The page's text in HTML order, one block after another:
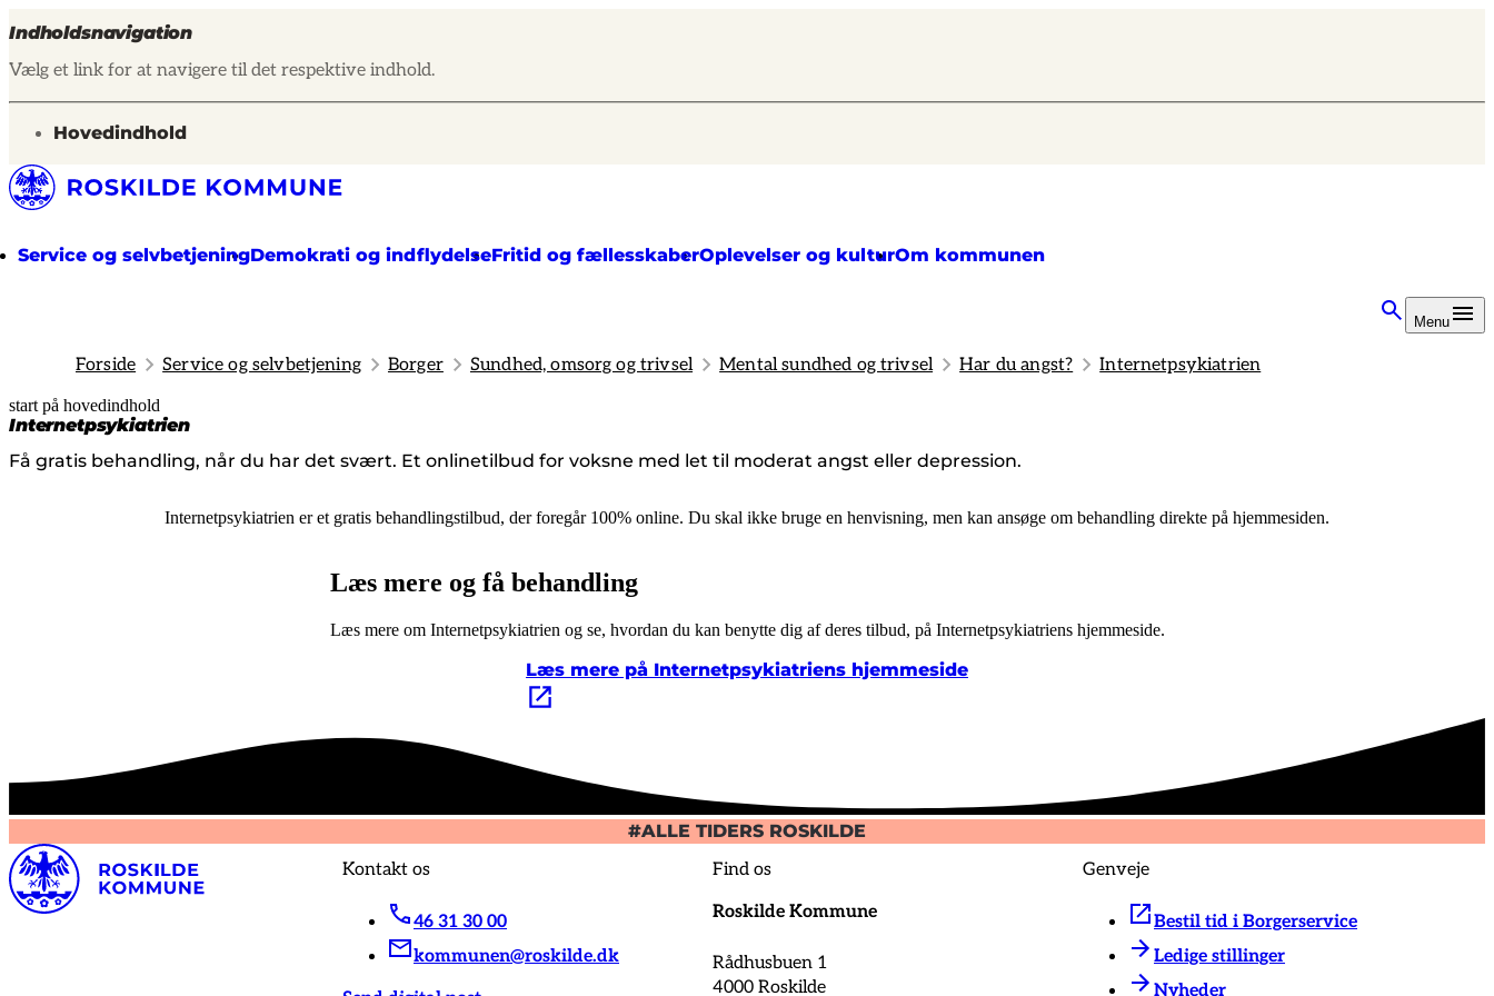
Indholdsnavigation
Vælg et link for at navigere til det respektive indhold.
gå til
Hovedindhold
Service og selvbetjeningDemokrati og indflydelseFritid og fællesskaberOplevelser og kulturOm kommunen
Menu
Forside Service og selvbetjening Borger Sundhed, omsorg og trivsel Mental sundhed og trivsel Har du angst? Internetpsykiatrien
start på hovedindhold
Internetpsykiatrien
Få gratis behandling, når du har det svært. Et onlinetilbud for voksne med let til moderat angst eller depression.
senest opdateret 12. marts 2026
Internetpsykiatrien er et gratis behandlingstilbud, der foregår 100% online. Du skal ikke bruge en henvisning, men kan ansøge om behandling direkte på hjemmesiden.
Læs mere og få behandling
Læs mere om Internetpsykiatrien og se, hvordan du kan benytte dig af deres tilbud, på Internetpsykiatriens hjemmeside.
Læs mere på Internetpsykiatriens hjemmeside
#ALLE TIDERS ROSKILDE
Kontakt os
46 31 30 00
kommunen@roskilde.dk
Find os
Roskilde Kommune
Rådhusbuen 1
4000 Roskilde
Genveje
Bestil tid i Borgerservice
Ledige stillinger
Nyheder